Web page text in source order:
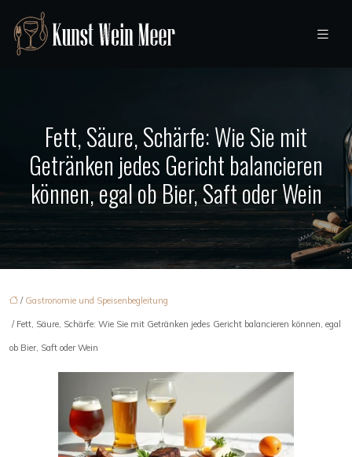
Fett, Säure, Schärfe: Wie Sie mit
Getränken jedes Gericht balancieren
können, egal ob Bier, Saft oder Wein
/ Gastronomie und Speisenbegleitung
/ Fett, Säure, Schärfe: Wie Sie mit Getränken jedes Gericht balancieren können, egal
ob Bier, Saft oder Wein